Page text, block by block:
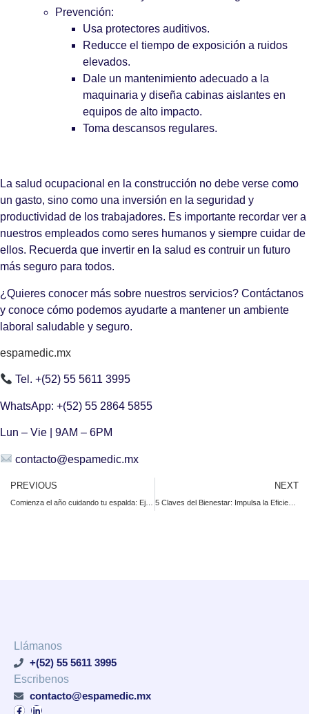
Prevención:
Usa protectores auditivos.
Reducce el tiempo de exposición a ruidos
elevados.
Dale un mantenimiento adecuado a la
maquinaria y diseña cabinas aislantes en
equipos de alto impacto.
Toma descansos regulares.
La salud ocupacional en la construcción no debe verse como
un gasto, sino como una inversión en la seguridad y
productividad de los trabajadores. Es importante recordar ver a
nuestros empleados como seres humanos y siempre cuidar de
ellos. Recuerda que invertir en la salud es contruir un futuro
más seguro para todos.
¿Quieres conocer más sobre nuestros servicios? Contáctanos
y conoce cómo podemos ayudarte a mantener un ambiente
laboral saludable y seguro.
espamedic.mx
Tel. +(52) 55 5611 3995
WhatsApp: +(52) 55 2864 5855
Lun – Vie | 9AM – 6PM
contacto@espamedic.mx
PREVIOUS NEXT
5 Claves del Bienestar: Impulsa la Eficiencia de tu Equipo
Llámanos
+(52) 55 5611 3995
Escribenos
contacto@espamedic.mx